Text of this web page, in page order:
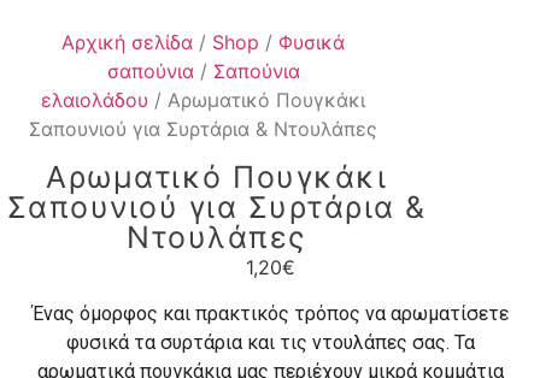
Αρχική σελίδα / Shop / Φυσικά
σαπούνια/ Σαπούνια
ελαιολάδου / Αρωματικό Πουγκάκι
Σαπουνιού για Συρτάρια & Ντουλάπες
Αρωματικό Πουγκάκι
Σαπουνιού για Συρτάρια &
Ντουλάπες
1,20€
Ένας όμορφος και πρακτικός τρόπος να αρωματίσετε
φυσικά τα συρτάρια και τις ντουλάπες σας. Τα
αρωματικά πουγκάκια μας περιέχουν μικρά κομμάτια